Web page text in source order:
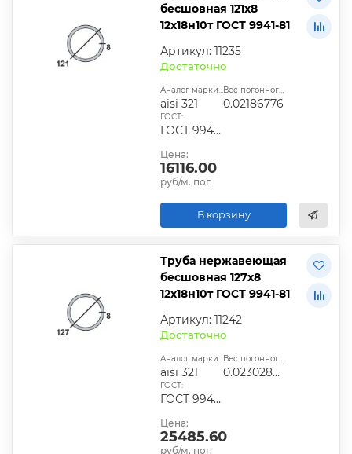
бесшовная 121х8
12х18н10т ГОСТ 9941-81
Артикул: 11235
Достаточно
Аналог марки стали:
aisi 321
Вес погонного метра, т.:
0.02186776
ГОСТ:
ГОСТ 9940-81, ГОСТ 9941-81, ГОСТ 24030-80, ГОСТ 10498-82
Цена:
16116.00
руб/м. пог.
В корзину
Труба нержавеющая
бесшовная 127х8
12х18н10т ГОСТ 9941-81
Артикул: 11242
Достаточно
Аналог марки стали:
aisi 321
Вес погонного метра, т.:
0.02302888
ГОСТ:
ГОСТ 9940-81, ГОСТ 9941-81, ГОСТ 24030-80, ГОСТ 10498-82
Цена:
25485.60
руб/м. пог.